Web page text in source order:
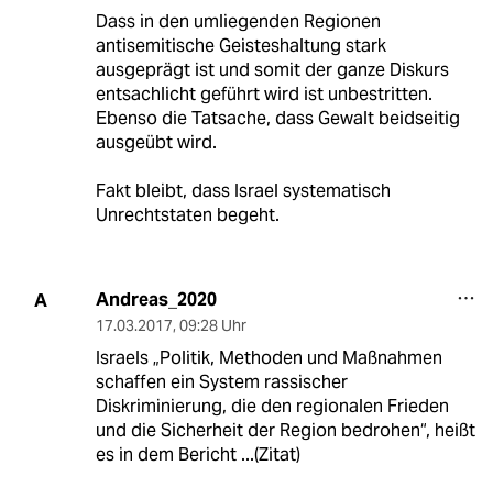
Dass in den umliegenden Regionen
antisemitische Geisteshaltung stark
ausgeprägt ist und somit der ganze Diskurs
entsachlicht geführt wird ist unbestritten.
Ebenso die Tatsache, dass Gewalt beidseitig
ausgeübt wird.
Fakt bleibt, dass Israel systematisch
Unrechtstaten begeht.
A Andreas_2020
17.03.2017, 09:28 Uhr
Israels „Politik, Methoden und Maßnahmen
schaffen ein System rassischer
Diskriminierung, die den regionalen Frieden
und die Sicherheit der Region bedrohen“, heißt
es in dem Bericht ...(Zitat)